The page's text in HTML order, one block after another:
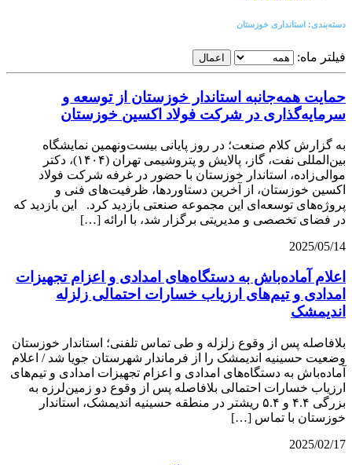
دسته‌بندی: استانداری خوزستان
فیلتر ماه: اعمال
حمایت همه‌جانبه استاندار خوزستان از توسعه و
سرمایه‌گذاری در شرکت فولاد اکسین خوزستان
به گزارش کلام صنعت؛ در روز پایانی بیست‌ونهمین نمایشگاه
بین‌المللی نفت، گاز، پالایش و پتروشیمی تهران (۱۴۰۴)، دکتر
موالی‌زاده، استاندار خوزستان با حضور در غرفه شرکت فولاد
اکسین خوزستان، از آخرین دستاوردها، ظرفیت‌های فنی و
پروژه‌های توسعه‌ای این مجموعه صنعتی بازدید کرد. این بازدید که
در فضای تخصصی و مدیریتی برگزار شد، با ارائه […]
2025/05/14
اعلام آماده‌باش به دستگاه‌های امدادی و اعزام تجهیزات
امدادی و تیم‌های ارزیاب خسارات احتمالی زلزله
اندیمشک
بلافاصله پس از وقوع زلزله و طی تماس تلفنی؛ استاندار خوزستان
وضعیت حسینیه اندیمشک را از فرماندار شهرستان جویا شد / اعلام
آماده‌باش به دستگاه‌های امدادی و اعزام تجهیزات امدادی و تیم‌های
ارزیاب خسارات احتمالی بلافاصله پس از وقوع دو زمین‌لرزه به
بزرگی ۴.۴ و ۵.۴ ریشتر در منطقه حسینیه اندیمشک، استاندار
خوزستان با تماس […]
2025/02/17